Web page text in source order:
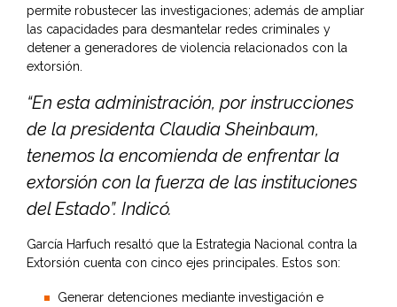
permite robustecer las investigaciones; además de ampliar
las capacidades para desmantelar redes criminales y
detener a generadores de violencia relacionados con la
extorsión.
“En esta administración, por instrucciones
de la presidenta Claudia Sheinbaum,
tenemos la encomienda de enfrentar la
extorsión con la fuerza de las instituciones
del Estado”. Indicó.
García Harfuch resaltó que la Estrategia Nacional contra la
Extorsión cuenta con cinco ejes principales. Estos son:
Generar detenciones mediante investigación e